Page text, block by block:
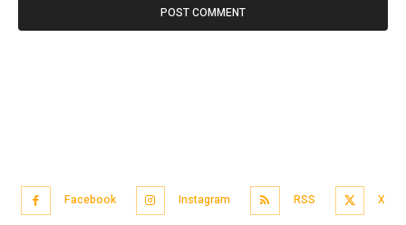
Facebook Instagram RSS X